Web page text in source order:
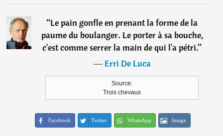
“Le pain gonfle en prenant la forme de la
paume du boulanger. Le porter à sa bouche,
c'est comme serrer la main de qui l'a pétri.”
―Erri De Luca
Source:
Trois chevaux
Facebook Twitter WhatsApp Image